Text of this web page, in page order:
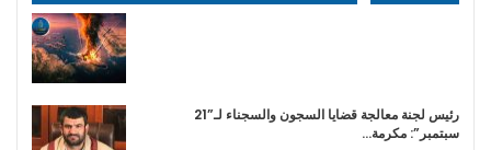
رئيس لجنة معالجة قضايا السجون والسجناء لـ”21
سبتمبر”: مكرمة…